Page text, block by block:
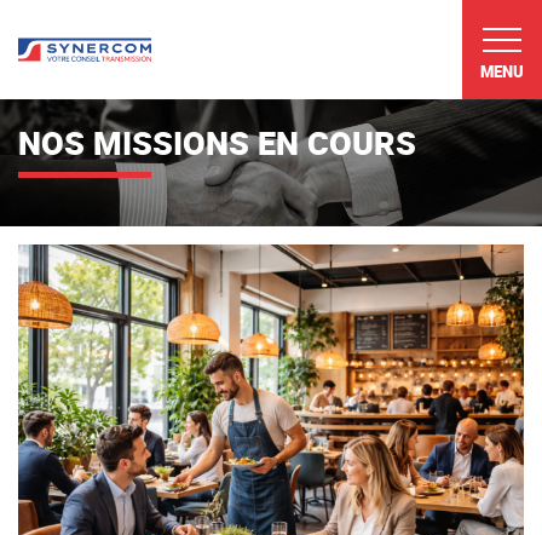
MENU
NOS MISSIONS EN COURS